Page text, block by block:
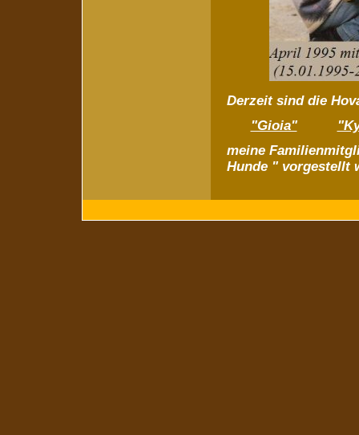
Derzeit sind die
"Gioia"
meine
Hunde " vorgestellt